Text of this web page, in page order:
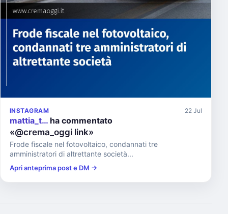
INSTAGRAM 22 Jul
mattia_t… ha commentato
«@crema_oggi link»
Frode fiscale nel fotovoltaico, condannati tre
amministratori di altrettante società...
Apri anteprima post e DM →